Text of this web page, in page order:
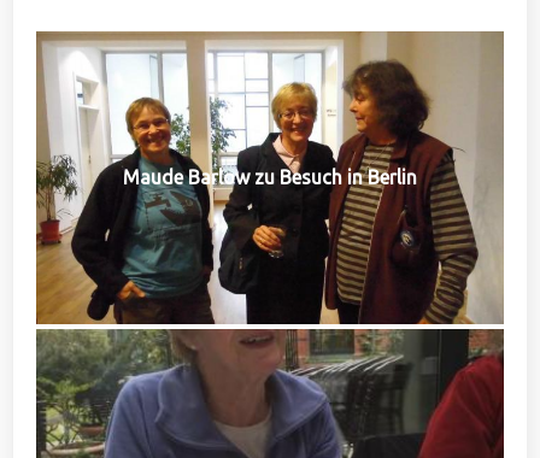
Maude Barlow zu Besuch in Berlin